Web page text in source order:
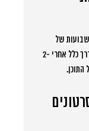
רוב העסקים רואים תוצאות ראשוניות תוך 2-4 שבועות של
פרסום עקבי. התוצאות המשמעותיות מגיעות בדרך כלל אחרי 2-